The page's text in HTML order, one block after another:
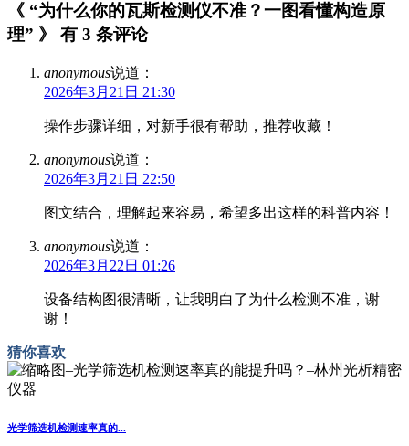
《 “为什么你的瓦斯检测仪不准？一图看懂构造原
理” 》 有 3 条评论
anonymous说道：
2026年3月21日 21:30
操作步骤详细，对新手很有帮助，推荐收藏！
anonymous说道：
2026年3月21日 22:50
图文结合，理解起来容易，希望多出这样的科普内容！
anonymous说道：
2026年3月22日 01:26
设备结构图很清晰，让我明白了为什么检测不准，谢
谢！
猜你喜欢
光学筛选机检测速率真的...